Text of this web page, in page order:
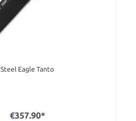
Steel Eagle Tanto
€357.90*